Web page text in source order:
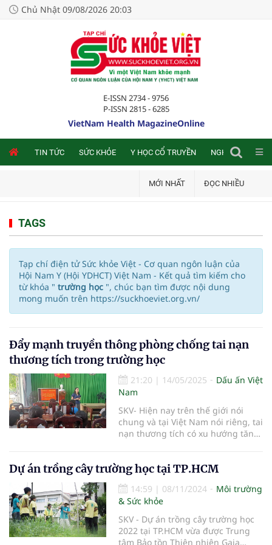
Chủ Nhật 09/08/2026 20:03
E-ISSN 2734 - 9756
P-ISSN 2815 - 6285
VietNam Health MagazineOnline
TIN TỨC SỨC KHỎE Y HỌC CỔ TRUYỀN NGHIÊN CỨU
MỚI NHẤT ĐỌC NHIỀU
TAGS
Tạp chí điện tử Sức khỏe Việt - Cơ quan ngôn luận của
Hội Nam Y (Hội YDHCT) Việt Nam - Kết quả tìm kiếm cho
từ khóa " trường học ", chúc bạn tìm được nội dung
mong muốn trên https://suckhoeviet.org.vn/
Đẩy mạnh truyền thông phòng chống tai nạn
thương tích trong trường học
21:20 | 14/05/2025
Dấu ấn Việt
Nam
SKV- Hiện nay trên thế giới nói
chung và tại Việt Nam nói riêng, tai
nạn thương tích có xu hướng tăng
hàng năm trên thế giới có hơn
nạn thương tích. Tại Việt Nam,
trung bình mỗi năm có hơn 6.600
trường hợp trẻ em bị tai nạn
thương tích. Tai nạn thương tích là
một trong những nguyên nhân
Dự án trồng cây trường học tại TP.HCM
14:59 | 08/11/2024
Môi trường
& Sức khỏe
SKV - Dự án trồng cây trường học
2022 tại TP.HCM vừa được Trung
tâm Bảo tồn Thiên nhiên Gaia